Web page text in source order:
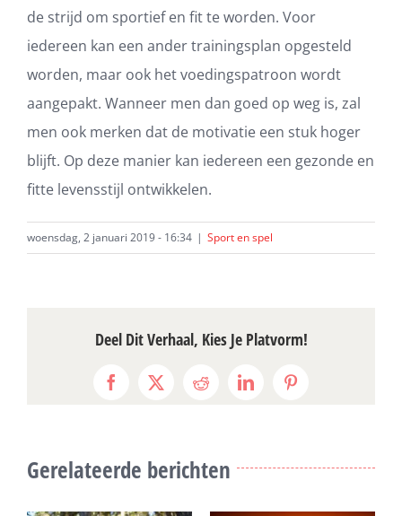
de strijd om sportief en fit te worden. Voor
iedereen kan een ander trainingsplan opgesteld
worden, maar ook het voedingspatroon wordt
aangepakt. Wanneer men dan goed op weg is, zal
men ook merken dat de motivatie een stuk hoger
blijft. Op deze manier kan iedereen een gezonde en
fitte levensstijl ontwikkelen.
woensdag, 2 januari 2019 - 16:34 | Sport en spel
Deel Dit Verhaal, Kies Je Platvorm!
Facebook
X RedditLinkedInPinterest
Gerelateerde berichten